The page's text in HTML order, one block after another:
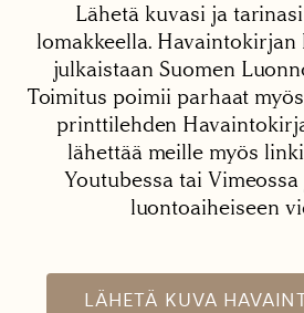
Lähetä kuvasi ja
lomakkeella.
julkaistaan Suomen
Toimitus poimii parhaat
printtilehden
lähettää meille myös
Youtubessa tai
luontoaiheiseen
LÄHETÄ KUVA